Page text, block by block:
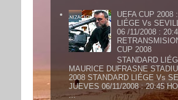
UEFA CUP 2008
LIÉGE Vs
06 /11/2008 :
CUP 2008
STANDARD
MAURICE DUFRASNE
2008 STANDARD LIÉGE Vs
JUEVES 06/11/2008 : 20:45
...